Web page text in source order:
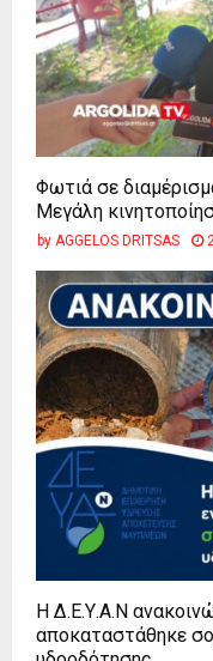
Φωτιά σε
Μεγάλη
by AGGELOS DRITSAS
Η Δ.Ε.Υ.Α.Ν
αποκαταστάθηκε